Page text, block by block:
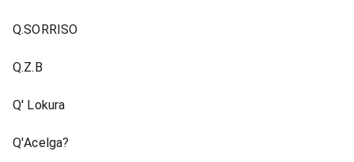
Q.SORRISO
Q.Z.B
Q' Lokura
Q'Acelga?